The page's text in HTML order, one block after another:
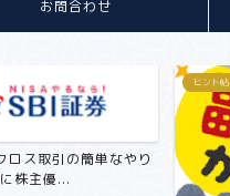
お問合わせ
ヒント帖